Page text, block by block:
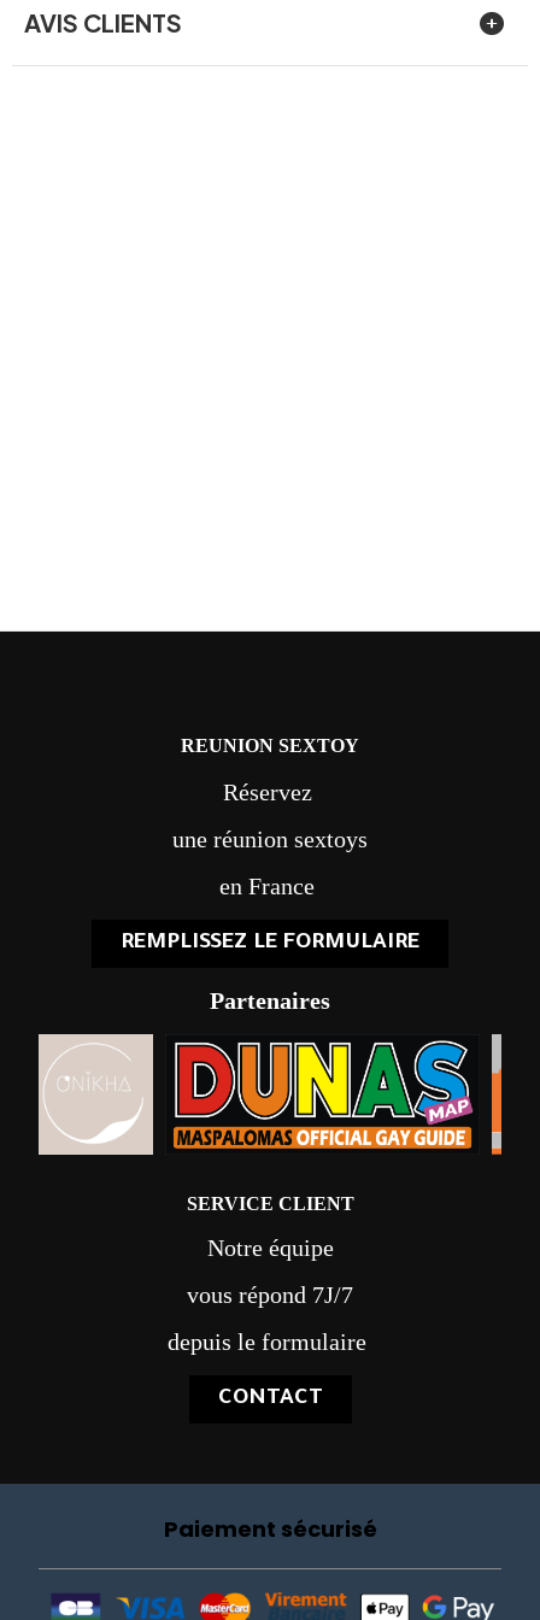
AVIS CLIENTS
REUNION SEXTOY
Réservez
une réunion sextoys
en France
REMPLISSEZ LE FORMULAIRE
Partenaires
SERVICE CLIENT
Notre équipe
vous répond 7J/7
depuis le formulaire
CONTACT
Paiement sécurisé